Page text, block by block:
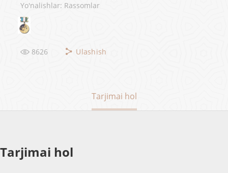
Yo'nalishlar: Rassomlar
8626 Ulashish
Tarjimai hol
Tarjimai hol